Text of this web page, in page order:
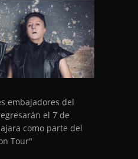
embajadores del
el 7 de
como parte del
Tour"